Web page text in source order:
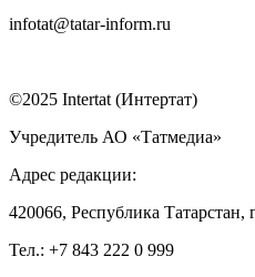
infotat@tatar-inform.ru
©2025 Intertat (Интертат)
Учредитель АО «Татмедиа»
Адрес редакции:
420066, Республика Татарстан,
Тел.: +7 843 222 0 999